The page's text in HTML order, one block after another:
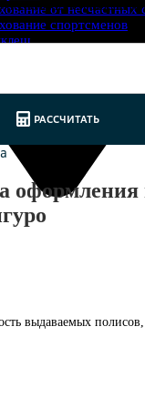
от несчастных
спортсменов
компании
нескольких страховых
оформления
выдаваемых